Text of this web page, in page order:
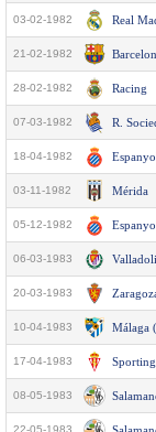
03-02-1982 Real
21-02-1982
28-02-1982 Racing
07-03-1982 R.
18-04-1982
03-11-1982 Mérida
05-12-1982
06-03-1983
20-03-1983
10-04-1983 Málaga
17-04-1983 Sporting
08-05-1983
22-05-1983